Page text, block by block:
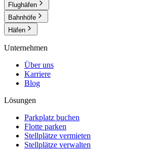
Flughäfen
Bahnhöfe
Häfen
Unternehmen
Über uns
Karriere
Blog
Lösungen
Parkplatz buchen
Flotte parken
Stellplätze vermieten
Stellplätze verwalten